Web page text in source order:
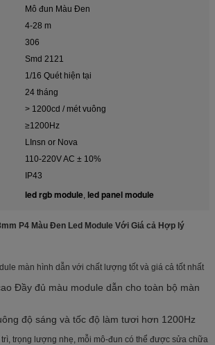
Mô đun Màu Đen
4-28 m
306
Smd 2121
1/16 Quét hiện tại
24 tháng
> 1200cd / mét vuông
≥1200Hz
LInsn or Nova
110-220V AC ± 10%
IP43
led rgb module, led panel module
P4 Màu Đen Led Module Với Giá cả Hợp lý
màn hình dẫn với chất lượng tốt và giá cả tốt nhất
Đầy đủ màu module dẫn cho toàn bộ màn
độ sáng và tốc độ làm tươi hơn 1200Hz
trọng lượng nhẹ, mỗi mô-đun có thể được sửa chữa